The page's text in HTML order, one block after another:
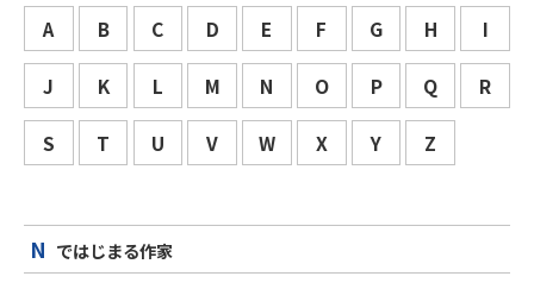
A
B C D E F G H I
J K L M N O P Q R
S T U V W X Y Z
N ではじまる作家